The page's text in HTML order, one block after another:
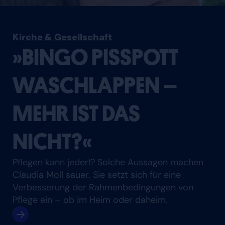
Kirche & Gesellschaft
»BINGO PISSPOTT
WASCHLAPPEN –
MEHR IST DAS
NICHT?«
Pflegen kann jeder!? Solche Aussagen machen
Claudia Moll sauer. Sie setzt sich für eine
Verbesserung der Rahmenbedingungen von
Pflege ein – ob im Heim oder daheim.